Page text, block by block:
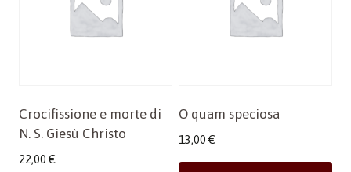
Crocifissione e morte di
N. S. Giesù Christo
22,00 €
O quam speciosa
13,00 €